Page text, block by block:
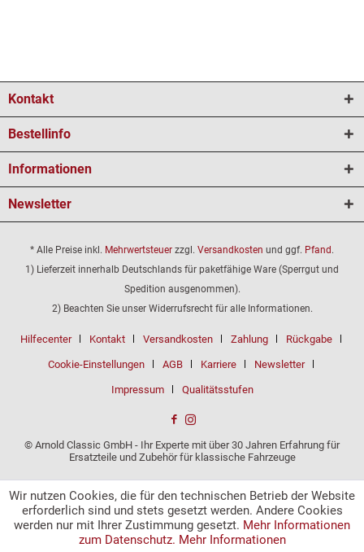
Kontakt
Bestellinfo
Informationen
Newsletter
* Alle Preise inkl. Mehrwertsteuer zzgl. Versandkosten und ggf. Pfand.
1) Lieferzeit innerhalb Deutschlands für paketfähige Ware (Sperrgut und
Spedition ausgenommen).
2) Beachten Sie unser Widerrufsrecht für alle Informationen.
Hilfecenter Kontakt Versandkosten Zahlung Rückgabe
Cookie-Einstellungen AGB Karriere Newsletter
Impressum Qualitätsstufen
© Arnold Classic GmbH - Ihr Experte mit über 30 Jahren Erfahrung für
Ersatzteile und Zubehör für klassische Fahrzeuge
Wir nutzen Cookies, die für den technischen Betrieb der Website
erforderlich sind und stets gesetzt werden. Andere Cookies
werden nur mit Ihrer Zustimmung gesetzt. Mehr Informationen
zum Datenschutz. Mehr Informationen